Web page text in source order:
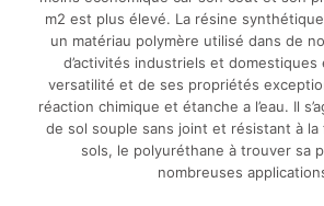
m2 est plus élevé. La résine
un matériau polymère utilisé dans de
d’activités industriels et domestiques
versatilité et de ses propriétés
réaction chimique et étanche a l’eau. Il
de sol souple sans joint et résistant à
sols, le polyuréthane à trouver sa
nombreuses